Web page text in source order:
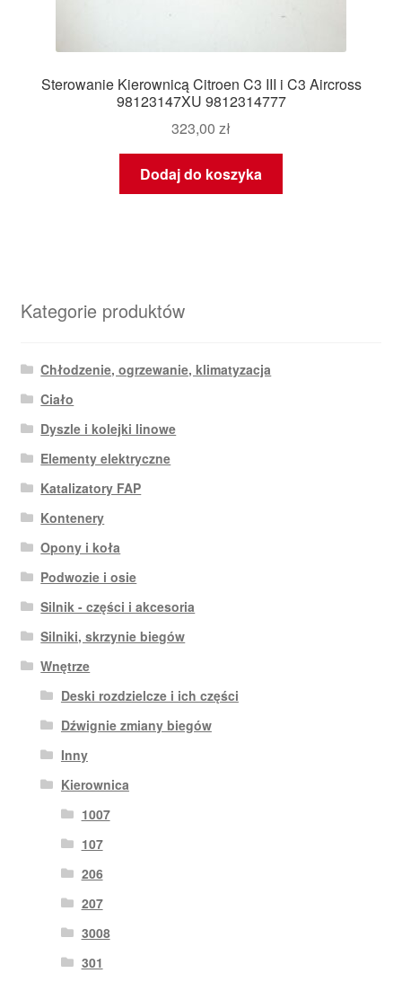
Sterowanie Kierownicą Citroen C3 III i C3 Aircross
98123147XU 9812314777
323,00 zł
Dodaj do koszyka
Kategorie produktów
Chłodzenie, ogrzewanie, klimatyzacja
Ciało
Dyszle i kolejki linowe
Elementy elektryczne
Katalizatory FAP
Kontenery
Opony i koła
Podwozie i osie
Silnik - części i akcesoria
Silniki, skrzynie biegów
Wnętrze
Deski rozdzielcze i ich części
Dźwignie zmiany biegów
Inny
Kierownica
1007
107
206
207
3008
301